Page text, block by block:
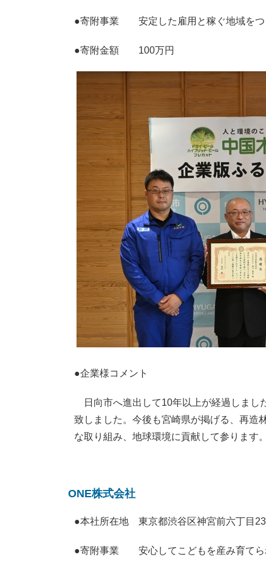
●寄附事業 安定した雇用と稼ぐ地域をつ
●寄附金額 100万円
●企業様コメント
日向市へ進出して10年以上が経過しまし
致しました。今後も宮崎県が掲げる、再造
な取り組み、地球環境に貢献して参ります。
ONE株式会社
●本社所在地 東京都渋谷区神宮前六丁目
●寄附事業 安心してこどもを産み育てら